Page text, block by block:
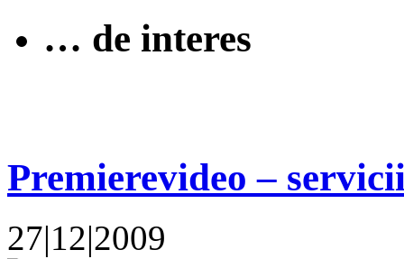
… de interes
Premierevideo –
27|12|2009